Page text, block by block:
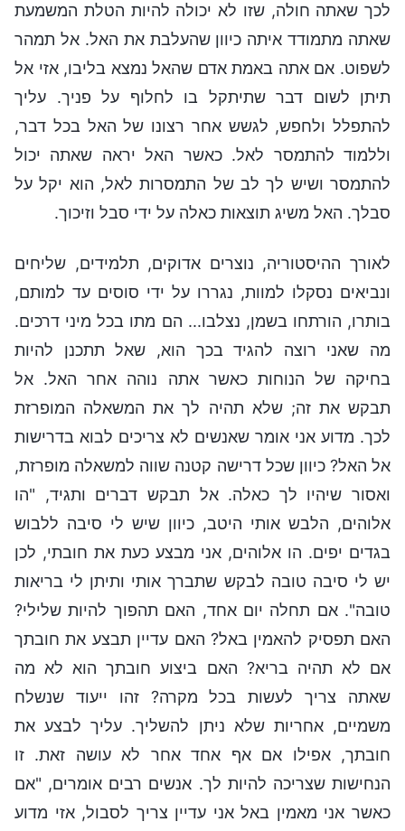
לכך שאתה חולה, שזו לא יכולה להיות הטלת המשמעת
שאתה מתמודד איתה כיוון שהעלבת את האל. אל תמהר
לשפוט. אם אתה באמת אדם שהאל נמצא בליבו, אזי אל
תיתן לשום דבר שתיתקל בו לחלוף על פניך. עליך
להתפלל ולחפש, לגשש אחר רצונו של האל בכל דבר,
וללמוד להתמסר לאל. כאשר האל יראה שאתה יכול
להתמסר ושיש לך לב של התמסרות לאל, הוא יקל על
סבלך. האל משיג תוצאות כאלה על ידי סבל וזיכוך.
לאורך ההיסטוריה, נוצרים אדוקים, תלמידים, שליחים
ונביאים נסקלו למוות, נגררו על ידי סוסים עד למותם,
בותרו, הורתחו בשמן, נצלבו... הם מתו בכל מיני דרכים.
מה שאני רוצה להגיד בכך הוא, שאל תתכנן להיות
בחיקה של הנוחות כאשר אתה נוהה אחר האל. אל
תבקש את זה; שלא תהיה לך את המשאלה המופרזת
לכך. מדוע אני אומר שאנשים לא צריכים לבוא בדרישות
אל האל? כיוון שכל דרישה קטנה שווה למשאלה מופרזת,
ואסור שיהיו לך כאלה. אל תבקש דברים ותגיד, "הו
אלוהים, הלבש אותי היטב, כיוון שיש לי סיבה ללבוש
בגדים יפים. הו אלוהים, אני מבצע כעת את חובתי, לכן
יש לי סיבה טובה לבקש שתברך אותי ותיתן לי בריאות
טובה". אם תחלה יום אחד, האם תהפוך להיות שלילי?
האם תפסיק להאמין באל? האם עדיין תבצע את חובתך
אם לא תהיה בריא? האם ביצוע חובתך הוא לא מה
שאתה צריך לעשות בכל מקרה? זהו ייעוד שנשלח
משמיים, אחריות שלא ניתן להשליך. עליך לבצע את
חובתך, אפילו אם אף אחד אחר לא עושה זאת. זו
הנחישות שצריכה להיות לך. אנשים רבים אומרים, "אם
כאשר אני מאמין באל אני עדיין צריך לסבול, אזי מדוע